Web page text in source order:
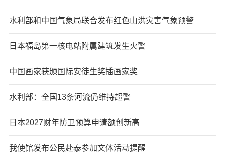
水利部和中国气象局联合发布红色山洪灾害气象预警
日本福岛第一核电站附属建筑发生火警
中国画家获颁国际安徒生奖插画家奖
水利部：全国13条河流仍维持超警
日本2027财年防卫预算申请额创新高
我使馆发布公民赴泰参加文体活动提醒